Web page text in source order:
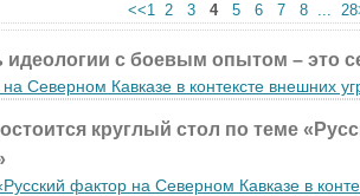
<<1 2 3 4 5 6 7 8 ...
идеологии с боевым опытом – это
Северном Кавказе в контексте внешних
круглый стол по теме
фактор на Северном Кавказе в